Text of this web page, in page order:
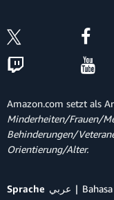
Amazon.com setzt als
Minderheiten/Frauen/
Behinderungen/
Orientierung/Alter.
Sprache عربي